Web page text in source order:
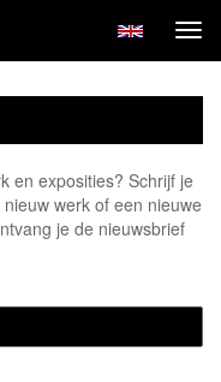
en exposities? Schrijf je
werk of een nieuwe
je de nieuwsbrief